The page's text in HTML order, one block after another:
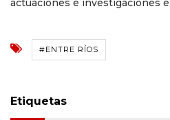
actuaciones e investigaciones
#ENTRE RÍOS
Etiquetas